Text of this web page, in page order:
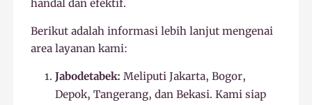
handal dan efektif.
Berikut adalah informasi lebih lanjut mengenai
area layanan kami:
Jabodetabek: Meliputi Jakarta, Bogor,
Depok, Tangerang, dan Bekasi. Kami siap